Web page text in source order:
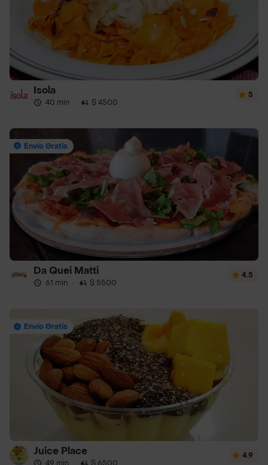
Isola
40 min · $ 4500
5
Envío Gratis
Da Quei Matti
61 min · $ 5500
4.5
Envío Gratis
Juice Place 4.9